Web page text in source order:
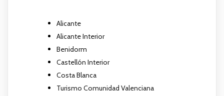
Alicante
Alicante Interior
Benidorm
Castellón Interior
Costa Blanca
Turismo Comunidad Valenciana